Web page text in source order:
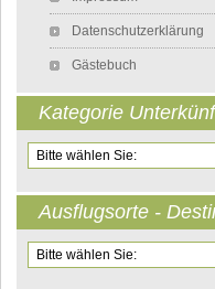
Datenschutzerklärung
Gästebuch
Kategorie
Zielseite
Ausflugsorte -
Zielseite